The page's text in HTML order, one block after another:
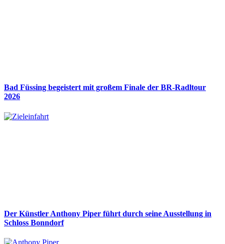
Bad Füssing begeistert mit großem Finale der BR-Radltour
2026
Der Künstler Anthony Piper führt durch seine Ausstellung in
Schloss Bonndorf